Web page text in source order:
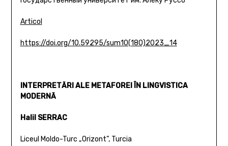
Articol
https://doi.org/10.59295/sum10(180)2023_14
INTERPRETĂRI ALE METAFOREI ÎN LINGVISTICA
MODERNĂ
Halil SERRAC
Liceul Moldo-Turc „Orizont”, Turcia